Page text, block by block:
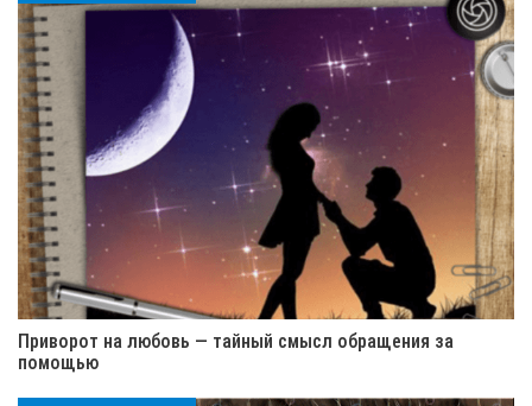
обладает слабой энергией).
Сделайте несколько физических упражнений и
соберите несколько капель собственного пота.
Еще понадобится блюдо с водой, которую следует
выдержать в холодильнике несколько часов.
Зайдите в церковь и купите три церковные свечи.
Можно, конечно, купить их в магазине, но церковные
освящены и обладают более сильной положительной
энергетикой. А те, которыми вы уже пользовались или
завалявшиеся в комоде, брать вообще не рекомендую
– у них нет никакой магической силы.
Приворот на любовь — тайный смысл обращения за
помощью